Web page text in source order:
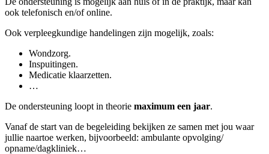
ook telefonisch en/of online.
Ook verpleegkundige handelingen zijn mogelijk, zoals:
Wondzorg.
Inspuitingen.
Medicatie klaarzetten.
…
De ondersteuning loopt in theorie maximum een jaar.
Vanaf de start van de begeleiding bekijken ze samen met jou waar
jullie naartoe werken, bijvoorbeeld: ambulante opvolging/
opname/dagkliniek…